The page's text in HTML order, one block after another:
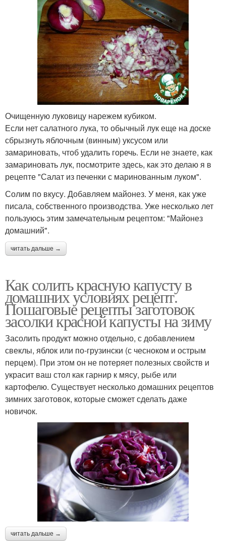
Очищенную луковицу нарежем кубиком.
Если нет салатного лука, то обычный лук еще на доске
сбрызнуть яблочным (винным) уксусом или
замариновать, чтоб удалить горечь. Если не знаете, как
замариновать лук, посмотрите здесь, как это делаю я в
рецепте "Салат из печенки с маринованным луком".
Солим по вкусу. Добавляем майонез. У меня, как уже
писала, собственного производства. Уже несколько лет
пользуюсь этим замечательным рецептом: "Майонез
домашний".
читать дальше →
Как солить красную капусту в
домашних условиях рецепт.
Пошаговые рецепты заготовок
засолки красной капусты на зиму
Засолить продукт можно отдельно, с добавлением
свеклы, яблок или по-грузински (с чесноком и острым
перцем). При этом он не потеряет полезных свойств и
украсит ваш стол как гарнир к мясу, рыбе или
картофелю. Существует несколько домашних рецептов
зимних заготовок, которые сможет сделать даже
новичок.
читать дальше →